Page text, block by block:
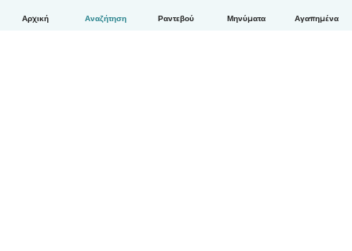
Αρχική Αναζήτηση Ραντεβού Μηνύματα Αγαπημένα